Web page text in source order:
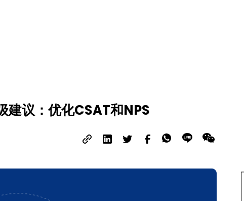
建议：优化CSAT和NPS